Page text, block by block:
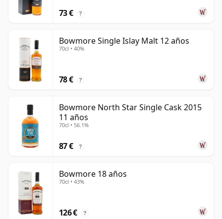
73 € ?
Bowmore Single Islay Malt 12 años
70cl • 40%
78 € ?
Bowmore North Star Single Cask 2015
11 años
70cl • 56.1%
87 € ?
Bowmore 18 años
70cl • 43%
126 € ?